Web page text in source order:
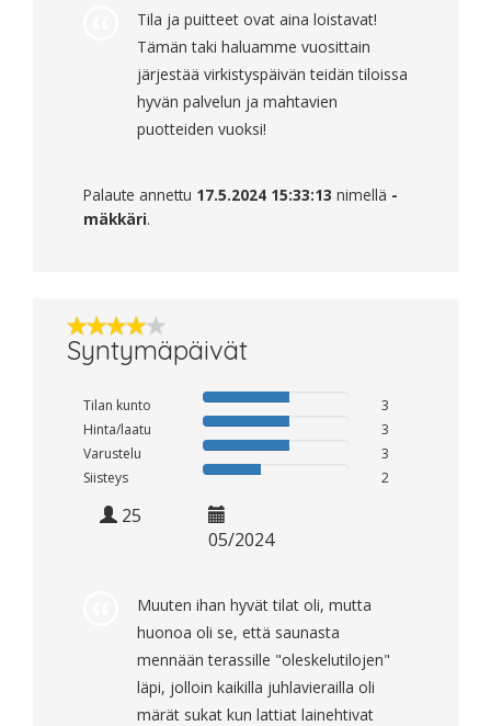
Tila ja puitteet ovat aina loistavat!
Tämän taki haluamme vuosittain
järjestää virkistyspäivän teidän tiloissa
hyvän palvelun ja mahtavien
puotteiden vuoksi!
Palaute annettu 17.5.2024 15:33:13 nimellä -
mäkkäri.
Syntymäpäivät
Tilan kunto
3
Hinta/laatu
3
Varustelu
3
Siisteys
2
25
05/2024
Muuten ihan hyvät tilat oli, mutta
huonoa oli se, että saunasta
mennään terassille "oleskelutilojen"
läpi, jolloin kaikilla juhlavierailla oli
märät sukat kun lattiat lainehtivat